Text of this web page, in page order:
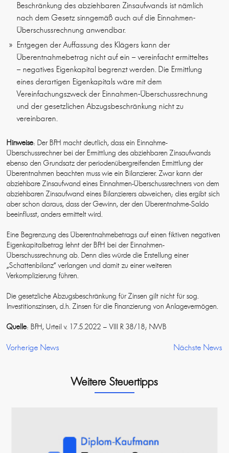
Beschränkung des abziehbaren Zinsaufwands ist nämlich
nach dem Gesetz sinngemäß auch auf die Einnahmen-
Überschussrechnung anwendbar.
Entgegen der Auffassung des Klägers kann der
Überentnahmebetrag nicht auf ein – vereinfacht ermitteltes
– negatives Eigenkapital begrenzt werden. Die Ermittlung
eines derartigen Eigenkapitals wäre mit dem
Vereinfachungszweck der Einnahmen-Überschussrechnung
und der gesetzlichen Abzugsbeschränkung nicht zu
vereinbaren.
Hinweise: Der BFH macht deutlich, dass ein Einnahme-
Überschussrechner bei der Ermittlung des abziehbaren Zinsaufwands
ebenso den Grundsatz der periodenübergreifenden Ermittlung der
Überentnahmen beachten muss wie ein Bilanzierer. Zwar kann der
abziehbare Zinsaufwand eines Einnahmen-Überschussrechners von dem
abziehbaren Zinsaufwand eines Bilanzierers abweichen; dies ergibt sich
aber schon daraus, dass der Gewinn, der den Überentnahme-Saldo
beeinflusst, anders ermittelt wird.
Eine Begrenzung des Überentnahmebetrags auf einen fiktiven negativen
Eigenkapitalbetrag lehnt der BFH bei der Einnahmen-
Überschussrechnung ab. Denn dies würde die Erstellung einer
„Schattenbilanz“ verlangen und damit zu einer weiteren
Verkomplizierung führen.
Die gesetzliche Abzugsbeschränkung für Zinsen gilt nicht für sog.
Investitionszinsen, d.h. Zinsen für die Finanzierung von Anlagevermögen.
Quelle: BFH, Urteil v. 17.5.2022 – VIII R 38/18; NWB
Vorherige News Nächste News
Weitere Steuertipps